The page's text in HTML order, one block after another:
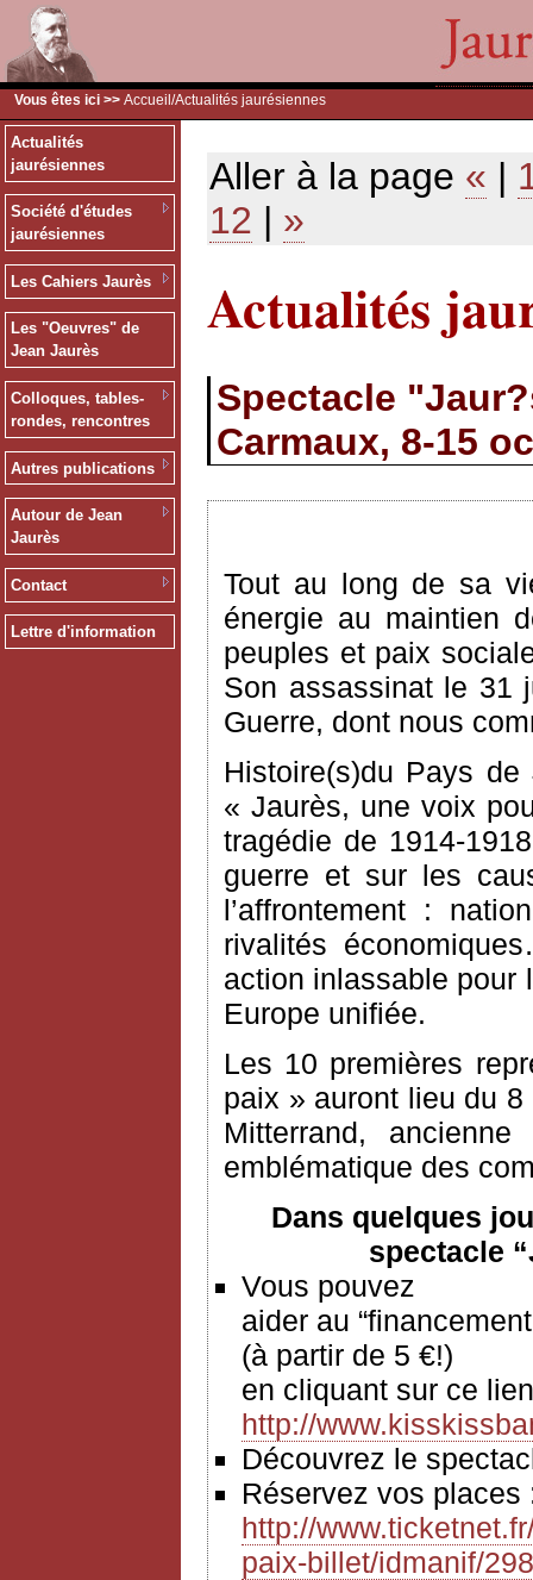
Vous êtes ici >> Accueil /Actualités jaurésiennes
Actualités
jaurésiennes
Société d'études
jaurésiennes
Les Cahiers Jaurès
Les "Oeuvres" de
Jean Jaurès
Colloques, tables-
rondes, rencontres
Autres publications
Autour de Jean
Jaurès
Contact
Lettre d'information
Aller à la page « |
12 | »
Actualités
Spectacle
Carmaux, 8-15
Tout au long de sa
énergie au maintien
peuples et paix
Son assassinat le 31
Guerre, dont nous
Histoire(s)du Pays
« Jaurès, une voix
tragédie de 1914-
guerre et sur les
l’affrontement :
rivalités
action inlassable pour
Europe unifiée.
Les 10 premières
paix » auront lieu du
Mitterrand,
emblématique des
Dans quelques
spectacle
Vous pouvez
aider au
(à partir de 5 €!)
en cliquant sur ce
http://
Découvrez le
Réservez vos places
http://
paix-billet/idmanif/